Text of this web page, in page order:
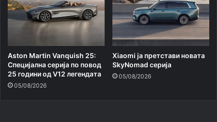
Aston Martin Vanquish 25:
Специјална серија по повод
25 години од V12 легендата
05/08/2026
Xiaomi ja претстави новата
SkyNomad серија
05/08/2026